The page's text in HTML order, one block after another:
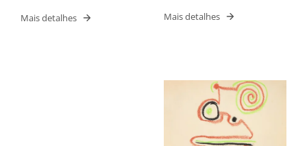
Mais detalhes Mais detalhes